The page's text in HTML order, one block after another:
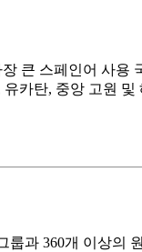
큰 스페인어 사용
카탄, 중앙 고원 및
과 360개 이상의